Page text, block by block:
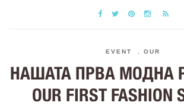
EVENT OUR
НАШАТА ПРВА МОДНА
OUR FIRST FASHION